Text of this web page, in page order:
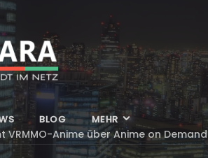
BLOG MEHR
Anime über Anime on Demand